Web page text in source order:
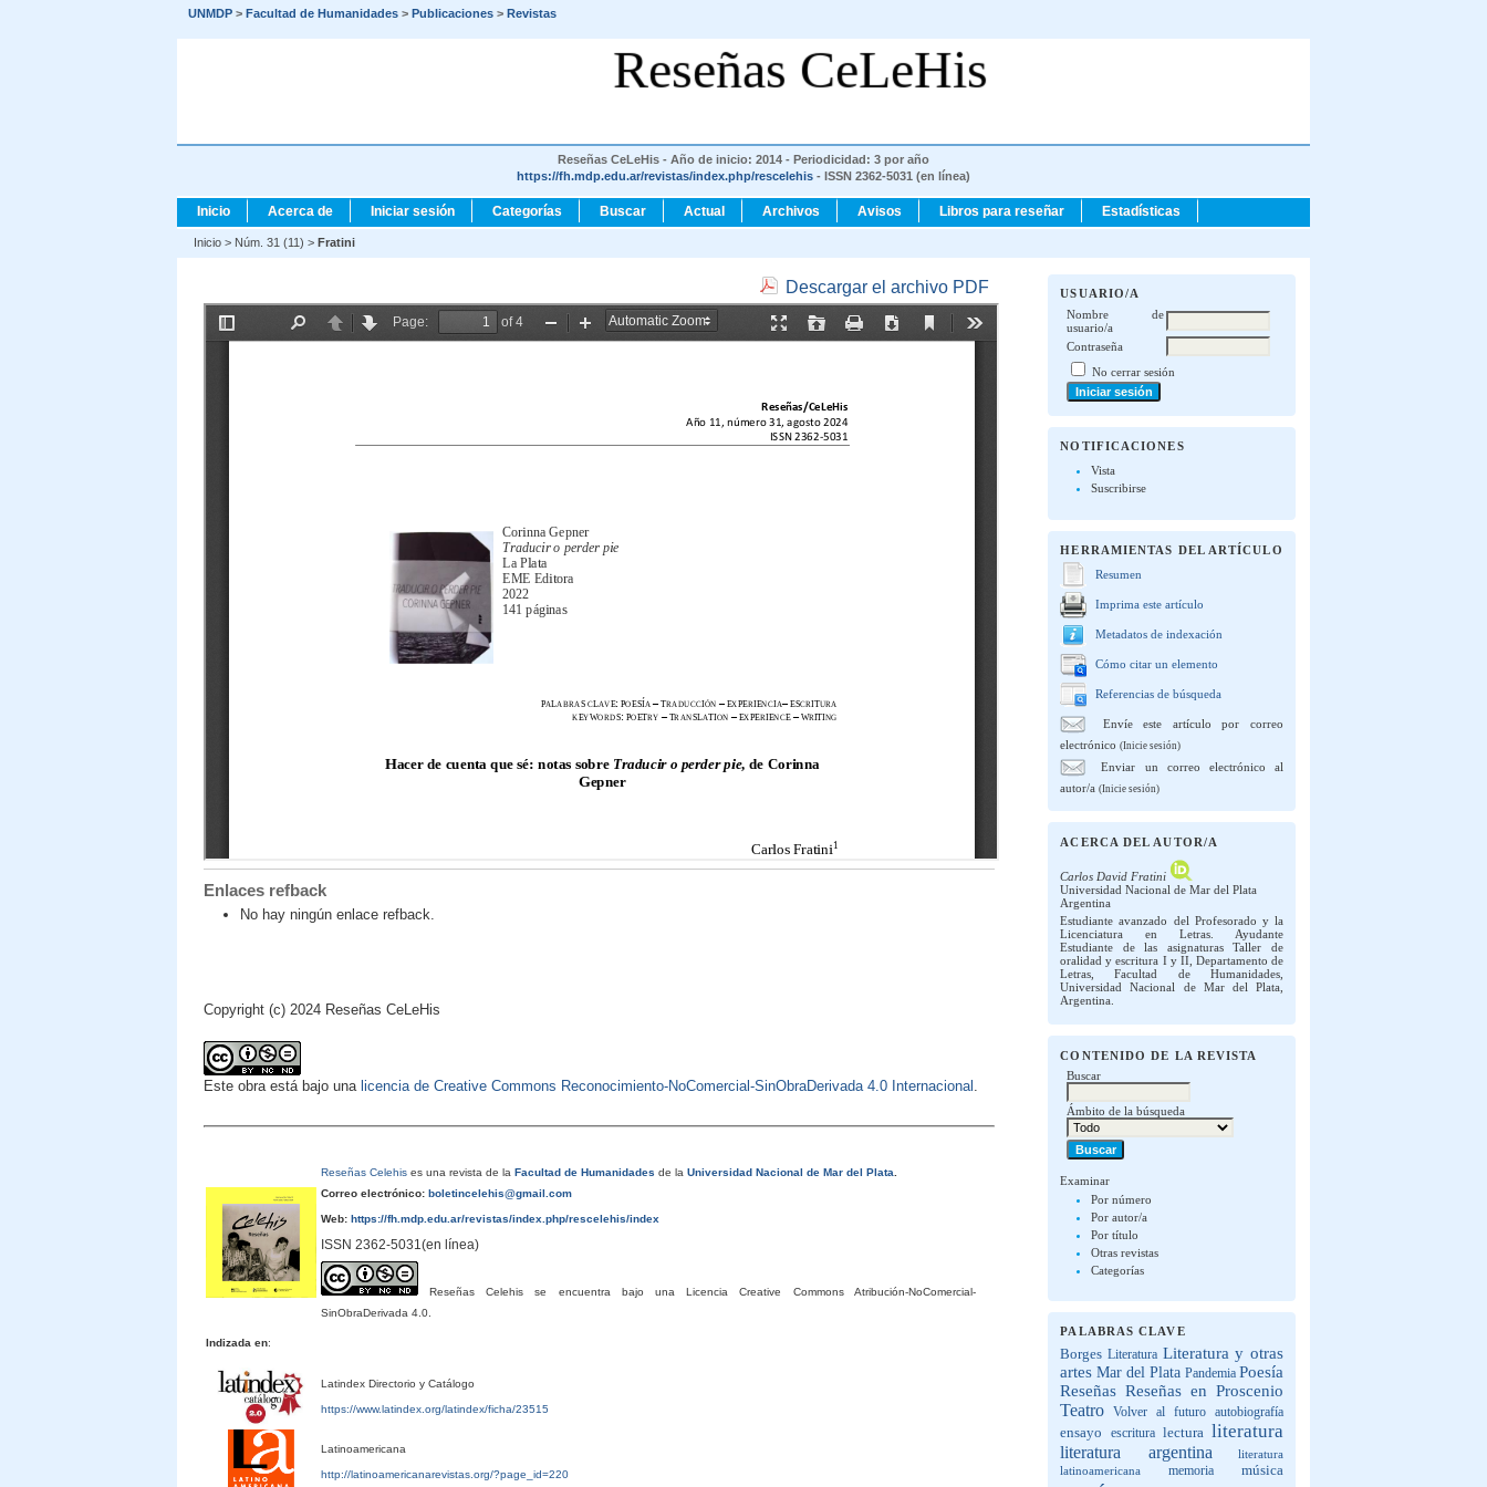
UNMDP > Facultad de Humanidades > Publicaciones > Revistas
Reseñas CeLeHis
Reseñas CeLeHis - Año de inicio: 2014 - Periodicidad: 3 por año
https://fh.mdp.edu.ar/revistas/index.php/rescelehis - ISSN 2362-5031 (en línea)
USUARIO/A
Nombre de
usuario/a
Contraseña
No cerrar sesión
NOTIFICACIONES
Vista
Suscribirse
HERRAMIENTAS DEL ARTÍCULO
Resumen
Imprima este artículo
Metadatos de indexación
Cómo citar un elemento
Referencias de búsqueda
Envíe este artículo por correo
electrónico(Inicie sesión)
Enviar un correo electrónico al
autor/a(Inicie sesión)
ACERCA DEL AUTOR/A
Carlos David Fratini
Universidad Nacional de Mar del Plata
Argentina
Estudiante avanzado del Profesorado y la
Licenciatura en Letras. Ayudante
Estudiante de las asignaturas Taller de
oralidad y escritura I y II, Departamento de
Letras, Facultad de Humanidades,
Universidad Nacional de Mar del Plata,
Argentina.
CONTENIDO DE LA REVISTA
Buscar
Ámbito de la búsqueda
Examinar
Por número
Por autor/a
Por título
Otras revistas
Categorías
PALABRAS CLAVE
Borges Literatura Literatura y otras
artes Mar del Plata Pandemia Poesía
Reseñas Reseñas en Proscenio
Teatro Volver al futuro autobiografía
ensayo escritura lectura literatura
literatura argentina
literatura
latinoamericana
memoria música
Inicio Acerca de Iniciar sesión Categorías Buscar Actual Archivos Avisos Libros para reseñar Estadísticas
Inicio > Núm. 31 (11) > Fratini
Descargar el archivo PDF
Enlaces refback
No hay ningún enlace refback.
Copyright (c) 2024 Reseñas CeLeHis
Este obra está bajo una licencia de Creative Commons Reconocimiento-NoComercial-SinObraDerivada 4.0 Internacional .
Reseñas Celehises una revista de la Facultad de Humanidades de la Universidad Nacional de Mar del Plata.
Correo electrónico:boletincelehis@gmail.com
Web:https://fh.mdp.edu.ar/revistas/index.php/rescelehis/index
ISSN 2362-5031(en línea)
Reseñas Celehis se encuentra bajo una Licencia Creative Commons Atribución-NoComercial-
SinObraDerivada 4.0.
Indizada en:
Latindex Directorio y Catálogo
https://www.latindex.org/latindex/ficha/23515
Latinoamericana
http://latinoamericanarevistas.org/?page_id=220